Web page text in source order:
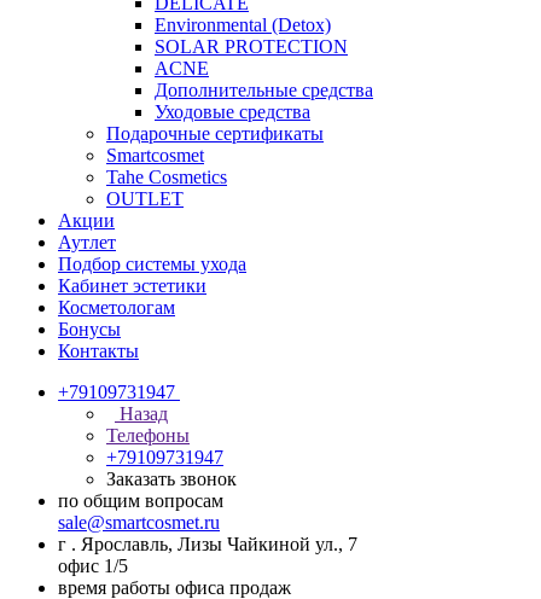
Environmental (Detox)
SOLAR PROTECTION
АCNE
Дополнительные средства
Уходовые средства
Подарочные сертификаты
Smartcosmet
Tahe Cosmetics
OUTLET
Акции
Аутлет
Подбор системы ухода
Кабинет эстетики
Косметологам
Бонусы
Контакты
+79109731947
Назад
Телефоны
+79109731947
Заказать звонок
по общим вопросам
sale@smartcosmet.ru
г . Ярославль, Лизы Чайкиной ул., 7
офис 1/5
время работы офиса продаж